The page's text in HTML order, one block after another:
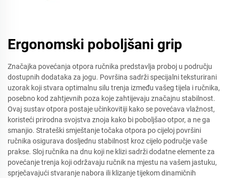
Ergonomski poboljšani grip
Značajka povećanja otpora ručnika predstavlja proboj u području
dostupnih dodataka za jogu. Površina sadrži specijalni teksturirani
uzorak koji stvara optimalnu silu trenja između vašeg tijela i ručnika,
posebno kod zahtjevnih poza koje zahtijevaju značajnu stabilnost.
Ovaj sustav otpora postaje učinkovitiji kako se povećava vlažnost,
koristeći prirodna svojstva znoja kako bi poboljšao otpor, a ne ga
smanjio. Strateški smještanje točaka otpora po cijeloj površini
ručnika osigurava dosljednu stabilnost kroz cijelo područje vaše
prakse. Sloj ručnika na dnu koji ne klizi sadrži dodatne elemente za
povećanje trenja koji održavaju ručnik na mjestu na vašem jastuku,
sprječavajući stvaranje nabora ili klizanje tijekom dinamičnih